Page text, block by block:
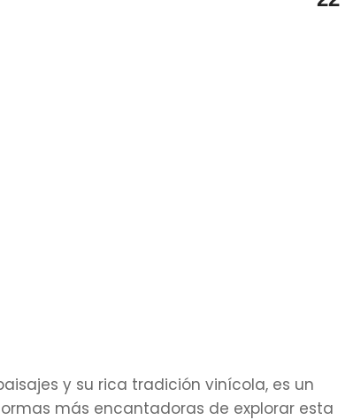
y su rica tradición vinícola, es un
más encantadoras de explorar esta